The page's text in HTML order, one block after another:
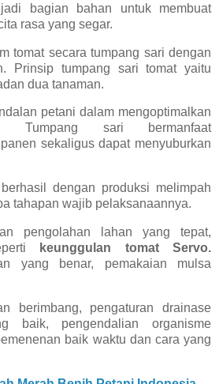
bagian bahan untuk membuat
rasa yang segar.
tomat secara tumpang sari dengan
Prinsip tumpang sari tomat yaitu
dua tanaman.
petani dalam mengoptimalkan
Tumpang sari bermanfaat
sekaligus dapat menyuburkan
dengan produksi melimpah
tahapan wajib pelaksanaannya.
pengolahan lahan yang tepat,
keunggulan tomat Servo.
yang benar, pemakaian mulsa
berimbang, pengaturan drainase
baik, pengendalian organisme
baik waktu dan cara yang